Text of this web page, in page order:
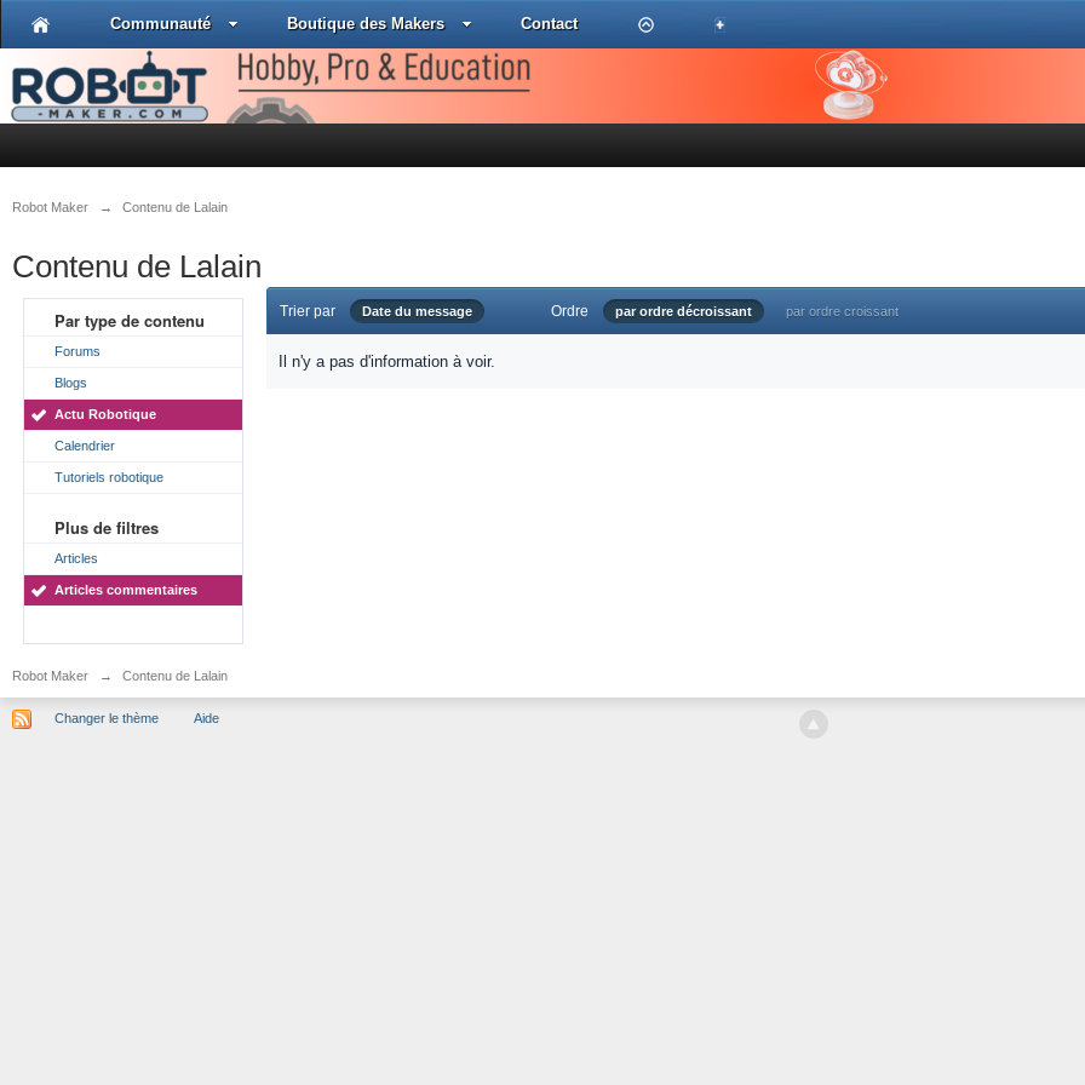
Communauté Boutique des Makers Contact
Robot Maker → Contenu de Lalain
Contenu de Lalain
Par type de contenu
Forums
Blogs
Actu Robotique
Calendrier
Tutoriels robotique
Plus de filtres
Articles
Articles commentaires
Trier par Date du message Ordre par ordre décroissant par ordre croissant
Il n'y a pas d'information à voir.
Robot Maker → Contenu de Lalain
Changer le thème Aide